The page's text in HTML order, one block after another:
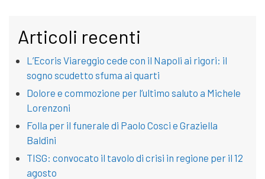
Articoli recenti
L’Ecoris Viareggio cede con il Napoli ai rigori: il
sogno scudetto sfuma ai quarti
Dolore e commozione per l’ultimo saluto a Michele
Lorenzoni
Folla per il funerale di Paolo Cosci e Graziella
Baldini
TISG: convocato il tavolo di crisi in regione per il 12
agosto